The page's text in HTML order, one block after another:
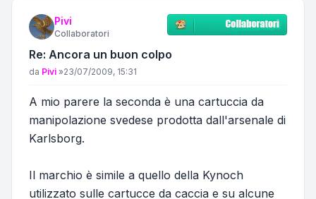
Pivi
Collaboratori
Re: Ancora un buon colpo
Messaggio
da Pivi »23/07/2009, 15:31
A mio parere la seconda è una cartuccia da
manipolazione svedese prodotta dall'arsenale di
Karlsborg.
Il marchio è simile a quello della Kynoch
utilizzato sulle cartucce da caccia e su alcune